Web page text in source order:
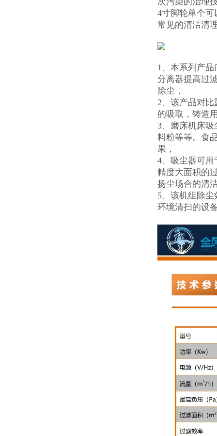
4寸脚轮单个
常见的清洁清
1、本系列产
分离器提高过
除尘，
2、该产品对
的吸取，铸造
3、磨床机床
料粉等等。食
果，
4、吸尘器可
精度大面积的
扬尘场合的清
5、该机组除
环境清扫的设